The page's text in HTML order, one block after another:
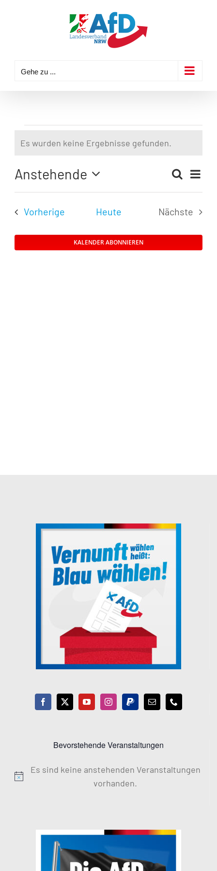
Gehe zu ...
Hinweis
Es wurden keine Ergebnisse gefunden.
und
Suche
Liste
Anstehende
Datum
wählen.
VorherigeVeranstaltungen
Heute
Nächste
KALENDER ABONNIEREN
Bevorstehende Veranstaltungen
Hinweis
Es sind keine anstehenden Veranstaltungen
vorhanden.